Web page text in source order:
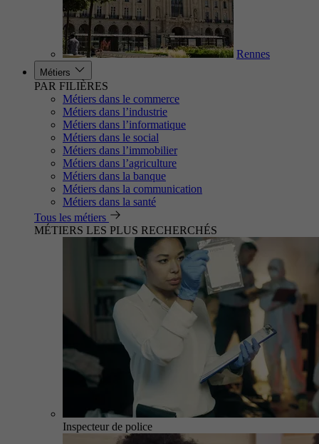
Rennes
Métiers
PAR FILIÈRES
Métiers dans le commerce
Métiers dans l’industrie
Métiers dans l’informatique
Métiers dans le social
Métiers dans l’immobilier
Métiers dans l’agriculture
Métiers dans la banque
Métiers dans la communication
Métiers dans la santé
Tous les métiers
MÉTIERS LES PLUS RECHERCHÉS
Inspecteur de police